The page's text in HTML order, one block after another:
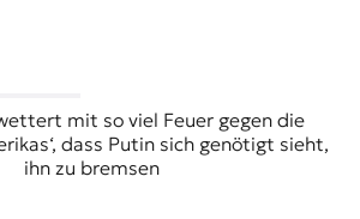
mit so viel Feuer gegen die
dass Putin sich genötigt sieht,
ihn zu bremsen